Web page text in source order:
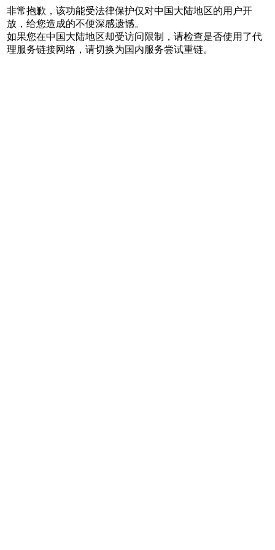
非常抱歉，该功能受法律保护仅对中国大陆地区的用户开
放，给您造成的不便深感遗憾。
如果您在中国大陆地区却受访问限制，请检查是否使用了代
理服务链接网络，请切换为国内服务尝试重链。